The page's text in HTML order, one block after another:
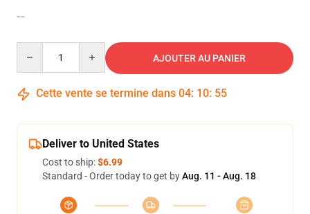
--
AJOUTER AU PANIER
Cette vente se termine dans 04: 10: 54
Deliver to United States
Cost to ship:$6.99
Standard - Order today to get byAug. 11 - Aug. 18